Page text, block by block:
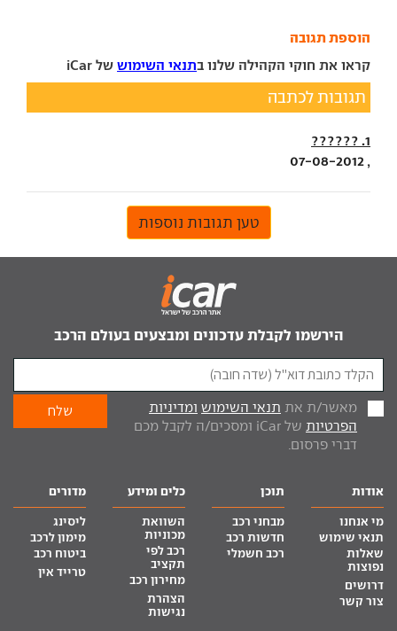
הוספת תגובה
קראו את חוקי הקהילה שלנו בתנאי השימוש של iCar
תגובות לכתבה
1. ??????
, 07-08-2012
טען תגובות נוספות
הירשמו לקבלת עדכונים ומבצעים בעולם הרכב
מאשר/ת את תנאי השימוש ומדיניות
הפרטיות
של iCar ומסכים/ה לקבל מכם
דברי פרסום.
אודות
מי אנחנו
תנאי שימוש
שאלות
נפוצות
דרושים
צור קשר
תוכן
מבחני רכב
חדשות רכב
רכב חשמלי
כלים ומידע
השוואת
מכוניות
רכב לפי
תקציב
מחירון רכב
הצהרת
נגישות
מדורים
ליסינג
מימון לרכב
ביטוח רכב
טרייד אין